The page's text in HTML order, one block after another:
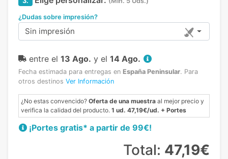
¿Dudas sobre impresión?
Sin impresión
entre el 13 Ago. y el 14 Ago.
Fecha estimada para entregas en España Peninsular. Para
otros destinos Ver Información
¿No estas convencido? Oferta de una muestra al mejor precio y
verifica la calidad del producto. 1 ud. 47,19€/ud. + Portes
¡Portes gratis* a partir de 99€!
Total: 47,19€